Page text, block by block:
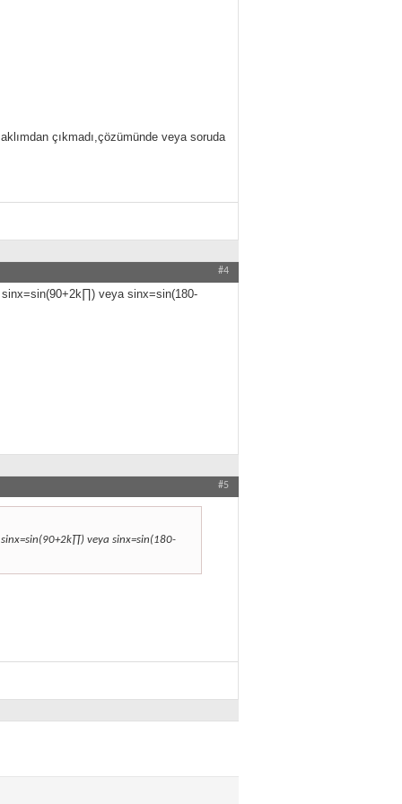
çıkmadı,çözümünde veya soruda
#4
veya sinx=sin(180-
#5
veya sinx=sin(180-